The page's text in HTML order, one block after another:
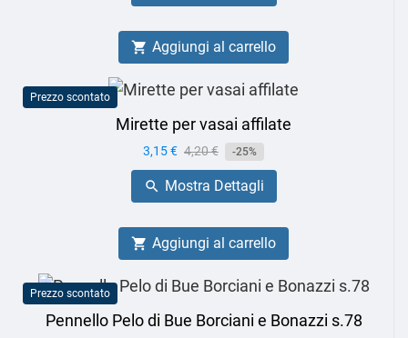
 Aggiungi al carrello
Prezzo scontato
Mirette per vasai affilate
Prezzo
3,15 € Prezzo
base
4,20 € -25%
 Mostra Dettagli
 Aggiungi al carrello
Prezzo scontato
Pennello Pelo di Bue Borciani e Bonazzi s.78